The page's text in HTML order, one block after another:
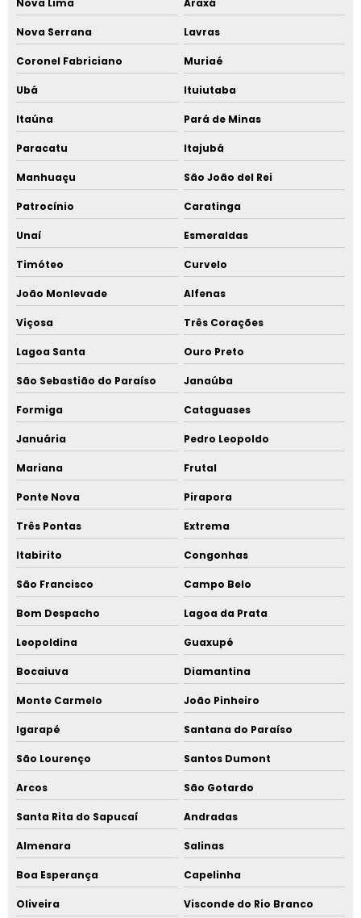
Nova Serrana Lavras
Coronel Fabriciano Muriaé
Ubá Ituiutaba
Itaúna Pará de Minas
Paracatu Itajubá
Manhuaçu São João del Rei
Patrocínio Caratinga
Unaí Esmeraldas
Timóteo Curvelo
João Monlevade Alfenas
Viçosa Três Corações
Lagoa Santa Ouro Preto
São Sebastião do Paraíso Janaúba
Formiga Cataguases
Januária Pedro Leopoldo
Mariana Frutal
Ponte Nova Pirapora
Três Pontas Extrema
Itabirito Congonhas
São Francisco Campo Belo
Bom Despacho Lagoa da Prata
Leopoldina Guaxupé
Bocaiuva Diamantina
Monte Carmelo João Pinheiro
Igarapé Santana do Paraíso
São Lourenço Santos Dumont
Arcos São Gotardo
Santa Rita do Sapucaí Andradas
Almenara Salinas
Boa Esperança Capelinha
Oliveira Visconde do Rio Branco